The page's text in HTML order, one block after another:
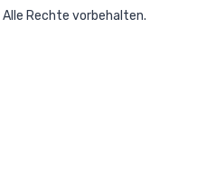
Alle Rechte vorbehalten.